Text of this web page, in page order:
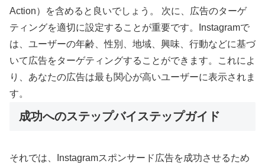
Action）を含めると良いでしょう。 次に、広告のターゲ
ティングを適切に設定することが重要です。Instagramで
は、ユーザーの年齢、性別、地域、興味、行動などに基づ
いて広告をターゲティングすることができます。これによ
り、あなたの広告は最も関心が高いユーザーに表示されま
す。
成功へのステップバイステップガイド
それでは、Instagramスポンサード広告を成功させるため